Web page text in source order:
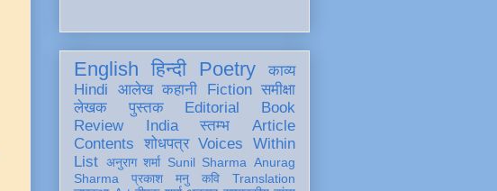
English हिन्दी Poetry
काव्य
Hindi
आलेख कहानी Fiction समीक्षा
लेखक
पुस्तक Editorial
Book
Review
India स्तम्भ
Article
Contents
शोधपत्र Voices Within
List अनुराग शर्मा Sunil Sharma Anurag
Sharma
प्रकाश मनु कवि
Translation